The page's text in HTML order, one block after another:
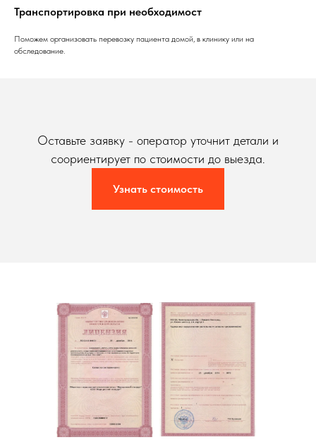
Транспортировка при необходимост
Поможем организовать перевозку пациента домой, в клинику или на
обследование.
Оставьте заявку - оператор уточнит детали и
соориентирует по стоимости до выезда.
Узнать стоимость